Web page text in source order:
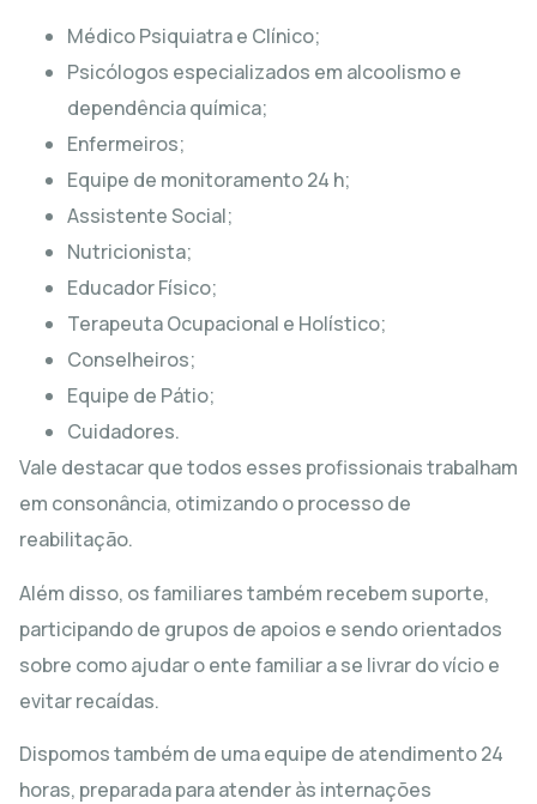
Médico Psiquiatra e Clínico;
Psicólogos especializados em alcoolismo e
dependência química;
Enfermeiros;
Equipe de monitoramento 24 h;
Assistente Social;
Nutricionista;
Educador Físico;
Terapeuta Ocupacional e Holístico;
Conselheiros;
Equipe de Pátio;
Cuidadores.
Vale destacar que todos esses profissionais trabalham
em consonância, otimizando o processo de
reabilitação.
Além disso, os familiares também recebem suporte,
participando de grupos de apoios e sendo orientados
sobre como ajudar o ente familiar a se livrar do vício e
evitar recaídas.
Dispomos também de uma equipe de atendimento 24
horas, preparada para atender às internações